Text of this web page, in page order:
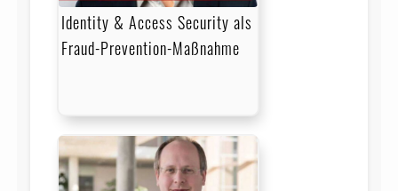
Identity & Access Security als
Fraud-Prevention-Maßnahme